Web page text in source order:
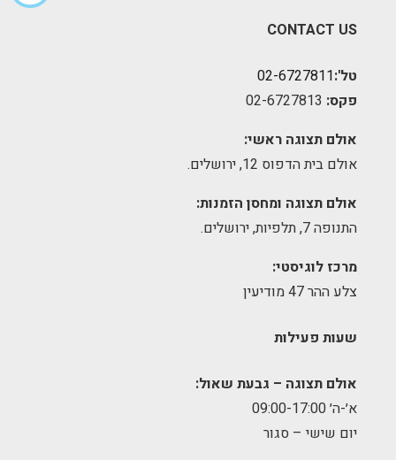
CONTACT US
טל':02-6727811
פקס:
אולם תצוגה ראשי:
אולם בית הדפוס 12, ירושלים.
אולם תצוגה ומחסן הזמנות:
התנופה 7, תלפיות, ירושלים.
מרכז לוגיסטי:
צלע ההר 47 מודיעין
שעות פעילות
אולם תצוגה – גבעת שאול:
א׳-ה׳ 09:00-17:00
יום שישי – סגור